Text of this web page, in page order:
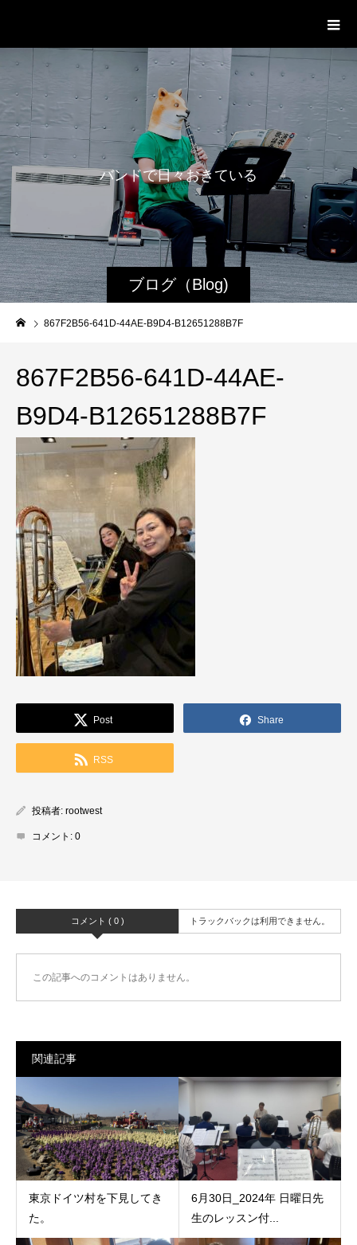
ブログ（Blog)
バンドで日々おきている日
867F2B56-641D-44AE-B9D4-B12651288B7F
867F2B56-641D-44AE-
B9D4-B12651288B7F
Post Share
RSS
投稿者: rootwest
コメント: 0
コメント ( 0 ) トラックバックは利用できません。
この記事へのコメントはありません。
関連記事
東京ドイツ村を下見してき
た。
6月30日_2024年 日曜日先
生のレッスン付...